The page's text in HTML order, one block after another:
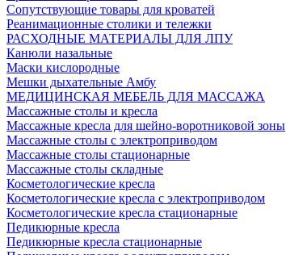
Сопутствующие товары для кроватей
Реанимационные столики и тележки
РАСХОДНЫЕ МАТЕРИАЛЫ ДЛЯ ЛПУ
Канюли назальные
Маски кислородные
Мешки дыхательные Амбу
МЕДИЦИНСКАЯ МЕБЕЛЬ ДЛЯ МАССАЖА
Массажные столы и кресла
Массажные кресла для шейно-воротниковой зоны
Массажные столы с электроприводом
Массажные столы стационарные
Массажные столы складные
Косметологические кресла
Косметологические кресла с электроприводом
Косметологические кресла стационарные
Педикюрные кресла
Педикюрные кресла стационарные